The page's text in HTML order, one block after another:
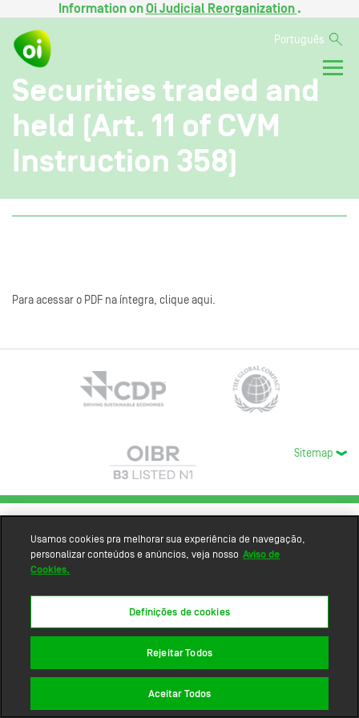
Information onOi Judicial Reorganization .
Português
Securities traded and
held (Art. 11 of CVM
Instruction 358)
Para acessar o PDF na íntegra, clique aqui.
Sitemap
Usamos cookies pra melhorar sua experiência de navegação,
personalizar conteúdos e anúncios, veja nosso Aviso de
Cookies.
Definições de cookies
Rejeitar Todos
Aceitar Todos